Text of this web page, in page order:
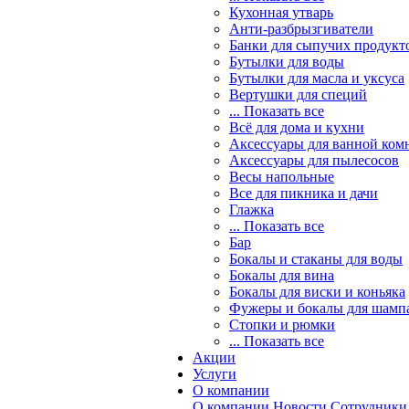
Кухонная утварь
Анти-разбрызгиватели
Банки для сыпучих
Бутылки для воды
Бутылки для масла и уксуса
Вертушки для специй
... Показать все
Всё для дома и кухни
Аксессуары для ванной
Аксессуары для пылесосов
Весы напольные
Все для пикника и дачи
Глажка
... Показать все
Бар
Бокалы и стаканы для воды
Бокалы для вина
Бокалы для виски и коньяка
Фужеры и бокалы для
Стопки и рюмки
... Показать все
Акции
Услуги
О компании